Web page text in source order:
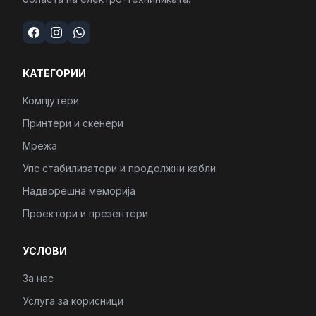
КАТЕГОРИИ
Компјутери
Принтери и скенери
Мрежа
Упс стабилизатори и продолжни кабли
Надворешна меморија
Проектори и презентери
УСЛОВИ
За нас
Услуга за корисници